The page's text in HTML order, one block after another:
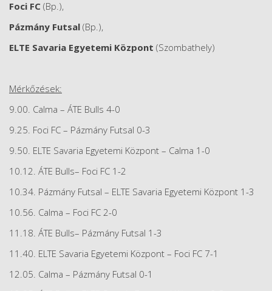
Foci FC (Bp.),
Pázmány Futsal (Bp.),
ELTE Savaria Egyetemi Központ (Szombathely)
Mérkőzések:
9.00. Calma – ÁTE Bulls 4-0
9.25. Foci FC – Pázmány Futsal 0-3
9.50. ELTE Savaria Egyetemi Központ – Calma 1-0
10.12. ÁTE Bulls– Foci FC 1-2
10.34. Pázmány Futsal – ELTE Savaria Egyetemi Központ 1-3
10.56. Calma – Foci FC 2-0
11.18. ÁTE Bulls– Pázmány Futsal 1-3
11.40. ELTE Savaria Egyetemi Központ – Foci FC 7-1
12.05. Calma – Pázmány Futsal 0-1